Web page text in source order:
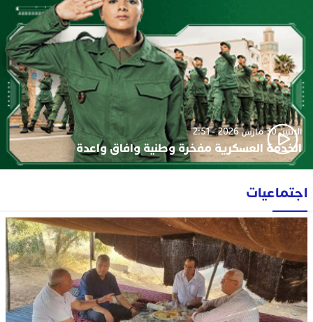
الإثنين 30 مارس 2026 - 2:51
الخدمة العسكرية مفخرة وطنية وافاق واعدة
اجتماعيات